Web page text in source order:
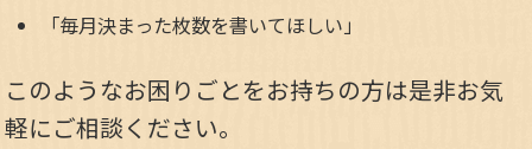
「毎月決まった枚数を書いてほしい」
このようなお困りごとをお持ちの方は是非お気
軽にご相談ください。